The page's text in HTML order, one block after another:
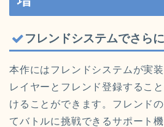
フレンドシステムでさら
本作にはフレンドシステムが実
レイヤーとフレンド登録するこ
けることができます。フレンド
てバトルに挑戦できるサポート